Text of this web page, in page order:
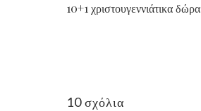
10+1 χριστουγεννιάτικα δώρα
10 σχόλια